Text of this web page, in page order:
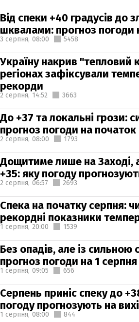
Від спеки +40 градусів до
шквалами: прогноз погоди
3 серпня, 08:00 5458
Україну накрив "тепловий
регіонах зафіксували
рекорди
2 серпня, 14:52 3663
До +37 та локальні грози:
прогноз погоди на
2 серпня, 08:00 1793
Дощитиме лише на Заході,
+35: яку погоду
2 серпня, 06:57 2693
Спека на початку серпня:
рекордні показники
1 серпня, 20:00 1539
Без опадів, але із сильною
прогноз погоди на 1 серпня
1 серпня, 09:05 656
Серпень приніс спеку до
погоду прогнозують на
1 серпня, 08:00 844